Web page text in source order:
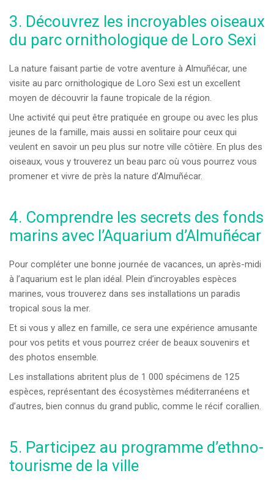
3. Découvrez les incroyables oiseaux
du parc ornithologique de Loro Sexi
La nature faisant partie de votre aventure à Almuñécar, une
visite au parc ornithologique de Loro Sexi est un excellent
moyen de découvrir la faune tropicale de la région.
Une activité qui peut être pratiquée en groupe ou avec les plus
jeunes de la famille, mais aussi en solitaire pour ceux qui
veulent en savoir un peu plus sur notre ville côtière. En plus des
oiseaux, vous y trouverez un beau parc où vous pourrez vous
promener et vivre de près la nature d’Almuñécar.
4. Comprendre les secrets des fonds
marins avec l’Aquarium d’Almuñécar
Pour compléter une bonne journée de vacances, un après-midi
à l’aquarium est le plan idéal. Plein d’incroyables espèces
marines, vous trouverez dans ses installations un paradis
tropical sous la mer.
Et si vous y allez en famille, ce sera une expérience amusante
pour vos petits et vous pourrez créer de beaux souvenirs et
des photos ensemble.
Les installations abritent plus de 1 000 spécimens de 125
espèces, représentant des écosystèmes méditerranéens et
d’autres, bien connus du grand public, comme le récif corallien.
5. Participez au programme d’ethno-
tourisme de la ville